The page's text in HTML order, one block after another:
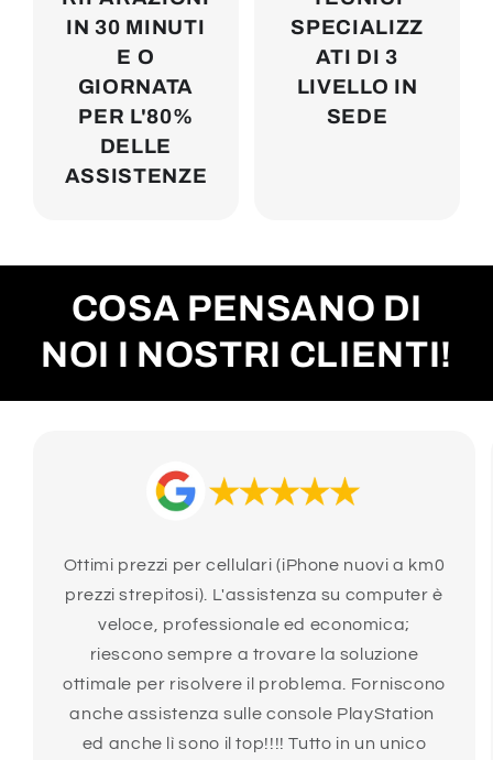
IN 30 MINUTI
E O
GIORNATA
PER L'80%
DELLE
ASSISTENZE
SPECIALIZZ
ATI DI 3
LIVELLO IN
SEDE
COSA PENSANO DI
NOI I NOSTRI CLIENTI!
Ottimi prezzi per cellulari (iPhone nuovi a km0
prezzi strepitosi). L'assistenza su computer è
veloce, professionale ed economica;
riescono sempre a trovare la soluzione
ottimale per risolvere il problema. Forniscono
anche assistenza sulle console PlayStation
ed anche lì sono il top!!!! Tutto in un unico